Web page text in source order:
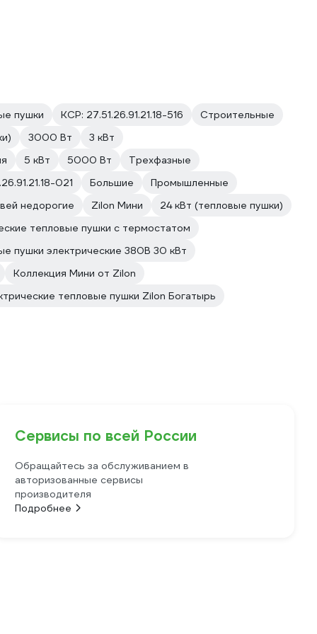
пушки КСР: 27.51.26.91.21.18-516
Строительные
3000 Вт
3 кВт
5 кВт 5000 Вт
Трехфазные
021 Большие
Промышленные
недорогие Zilon Мини
24 кВт (тепловые пушки)
тепловые пушки с термостатом
пушки электрические 380В 30 кВт
Коллекция Мини от Zilon
тепловые пушки Zilon Богатырь
Сервисы по всей России
Обращайтесь за обслуживанием в
авторизованные сервисы
производителя
Подробнее